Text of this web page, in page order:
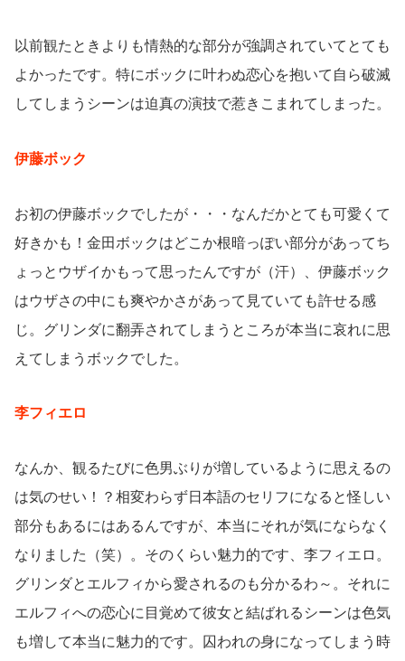
以前観たときよりも情熱的な部分が強調されていてとても
よかったです。特にボックに叶わぬ恋心を抱いて自ら破滅
してしまうシーンは迫真の演技で惹きこまれてしまった。
伊藤ボック
お初の伊藤ボックでしたが・・・なんだかとても可愛くて
好きかも！金田ボックはどこか根暗っぽい部分があってち
ょっとウザイかもって思ったんですが（汗）、伊藤ボック
はウザさの中にも爽やかさがあって見ていても許せる感
じ。グリンダに翻弄されてしまうところが本当に哀れに思
えてしまうボックでした。
李フィエロ
なんか、観るたびに色男ぶりが増しているように思えるの
は気のせい！？相変わらず日本語のセリフになると怪しい
部分もあるにはあるんですが、本当にそれが気にならなく
なりました（笑）。そのくらい魅力的です、李フィエロ。
グリンダとエルフィから愛されるのも分かるわ～。それに
エルフィへの恋心に目覚めて彼女と結ばれるシーンは色気
も増して本当に魅力的です。囚われの身になってしまう時